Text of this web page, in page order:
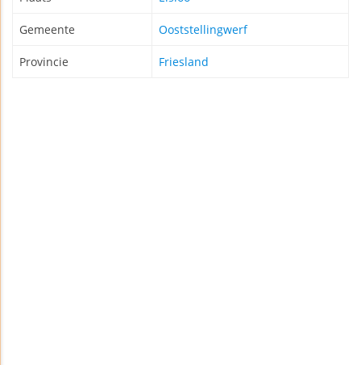
Gemeente Ooststellingwerf
Provincie Friesland